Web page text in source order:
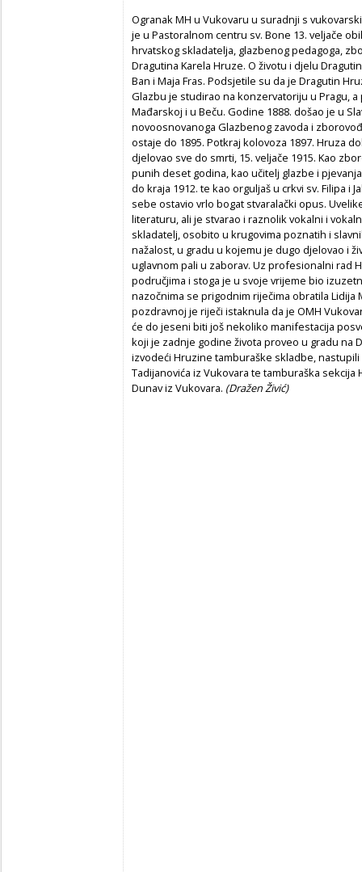
Ogranak MH u Vukovaru u suradnji s
je u Pastoralnom centru sv. Bone 13. veljače
hrvatskog skladatelja, glazbenog pedagoga,
Dragutina Karela Hruze. O životu i djelu
Ban i Maja Fras. Podsjetile su da je Dragutin
Glazbu je studirao na konzervatoriju u Pragu,
Mađarskoj i u Beču. Godine 1888. došao je u
novoosnovanoga Glazbenog zavoda i
ostaje do 1895. Potkraj kolovoza 1897. Hruza
djelovao sve do smrti, 15. veljače 1915. Kao
punih deset godina, kao učitelj glazbe i
do kraja 1912. te kao orguljaš u crkvi sv. Filipa i
sebe ostavio vrlo bogat stvaralački opus.
literaturu, ali je stvarao i raznolik vokalni i
skladatelj, osobito u krugovima poznatih i
nažalost, u gradu u kojemu je dugo djelovao i
uglavnom pali u zaborav. Uz profesionalni rad
područjima i stoga je u svoje vrijeme bio
nazočnima se prigodnim riječima obratila Lidija
pozdravnoj je riječi istaknula da je OMH
će do jeseni biti još nekoliko manifestacija
koji je zadnje godine života proveo u gradu na
izvodeći Hruzine tamburaške skladbe,
Tadijanovića iz Vukovara te tamburaška
Dunav iz Vukovara. (Dražen Živić)